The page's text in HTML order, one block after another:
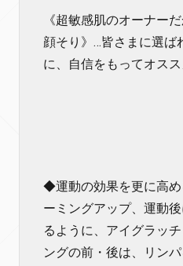
《超敏感肌のオーナー
顔そり》…皆さまに選ば
に、自信をもってオス
◆運動の効果を更に高
ーミングアップ、運動
るように、アイグラッ
ングの前・後は、リン